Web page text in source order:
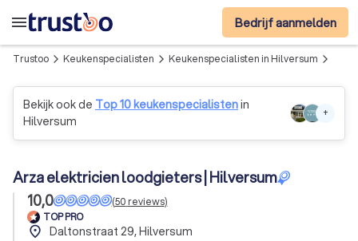
menu Bedrijf aanmelden
Trustoo arrow_forward_ios Keukenspecialisten arrow_forward_ios Keukenspecialisten in Hilversum arrow_forward_ios
Bekijk ook de Top 10 keukenspecialistenin
Hilversum
+
Arza elektricien loodgieters | Hilversum
10,0
(50reviews)
TOP PRO
place Daltonstraat 29, Hilversum